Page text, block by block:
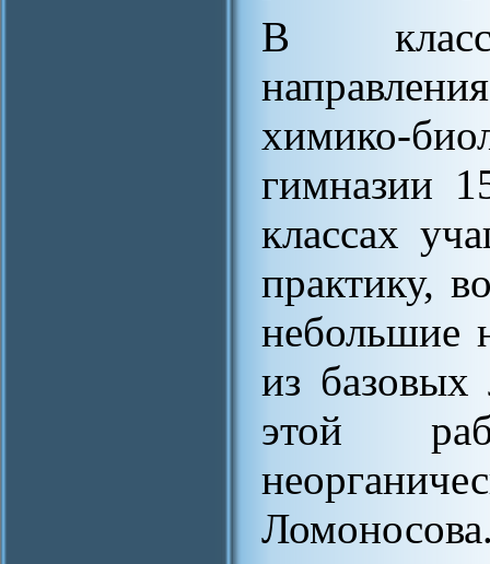
В
химико-
гимназии
классах
практику,
небольшие
из базовых
этой